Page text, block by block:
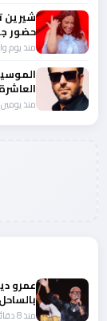
شيرين
حضور
منذ يوم
منذ يومين
عمرو
بالساحل
منذ 8 دقائق